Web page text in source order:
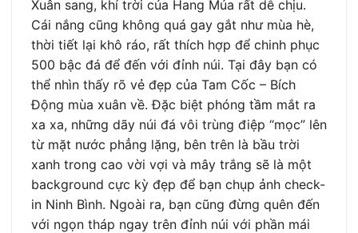
Xuân sang, khí trời của Hang Múa rất dễ chịu.
Cái nắng cũng không quá gay gắt như mùa hè,
thời tiết lại khô ráo, rất thích hợp để chinh phục
500 bậc đá để đến với đỉnh núi. Tại đây bạn có
thể nhìn thấy rõ vẻ đẹp của Tam Cốc – Bích
Động mùa xuân về. Đặc biệt phóng tầm mắt ra
xa xa, những dãy núi đá vôi trùng điệp “mọc” lên
từ mặt nước phẳng lặng, bên trên là bầu trời
xanh trong cao vời vợi và mây trắng sẽ là một
background cực kỳ đẹp để bạn chụp ảnh check-
in Ninh Bình. Ngoài ra, bạn cũng đừng quên đến
với ngọn tháp ngay trên đỉnh núi với phần mái